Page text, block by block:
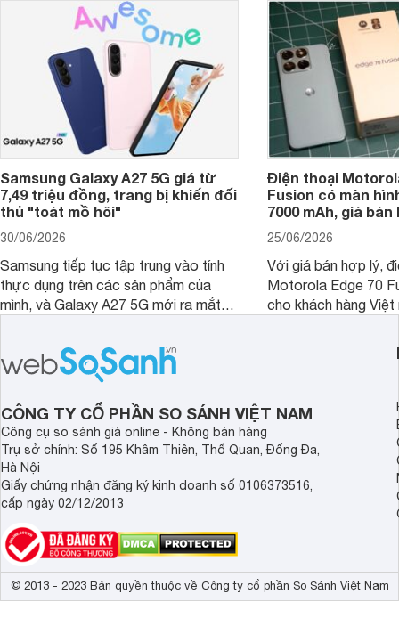
thêm một lựa chọn
người dùng Việt.
Samsung Galaxy A27 5G giá từ
7,49 triệu đồng, trang bị khiến đối
thủ "toát mồ hôi"
30/06/2026
Samsung tiếp tục tập trung vào tính
thực dụng trên các sản phẩm của
mình, và Galaxy A27 5G mới ra mắt
lượng với nhiều trang bị ấn tượng và
độ bền bỉ cho nhu cầu sử dụng lâu
dài.
Điện thoại
Fusion có màn
7000 mAh, giá
25/06/2026
Với giá bán hợp lý,
Motorola Edge 70
cho khách hàng Việt
CÔNG TY CỔ PHẦN SO SÁNH VIỆT NAM
Công cụ so sánh giá online - Không bán hàng
Trụ sở chính: Số 195 Khâm Thiên, Thổ Quan, Đống Đa,
Hà Nội
Giấy chứng nhận đăng ký kinh doanh số 0106373516,
cấp ngày 02/12/2013
© 2013 - 2023 Bản quyền thuộc về Công ty cổ phần So Sánh Việt Nam